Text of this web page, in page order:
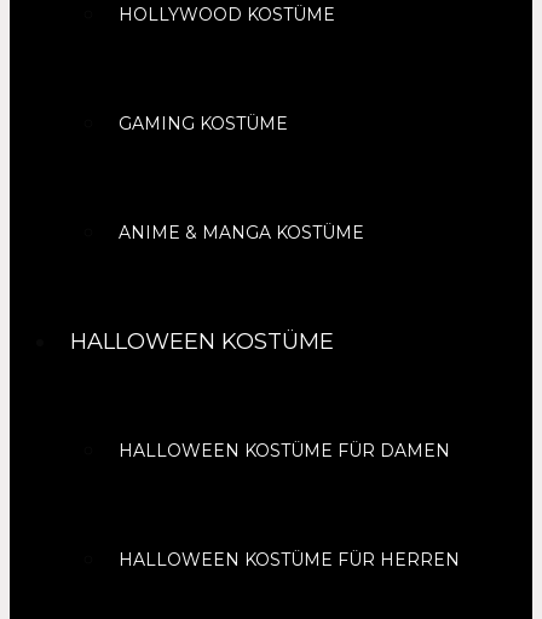
HOLLYWOOD KOSTÜME
GAMING KOSTÜME
ANIME & MANGA KOSTÜME
HALLOWEEN KOSTÜME
HALLOWEEN KOSTÜME FÜR DAMEN
HALLOWEEN KOSTÜME FÜR HERREN